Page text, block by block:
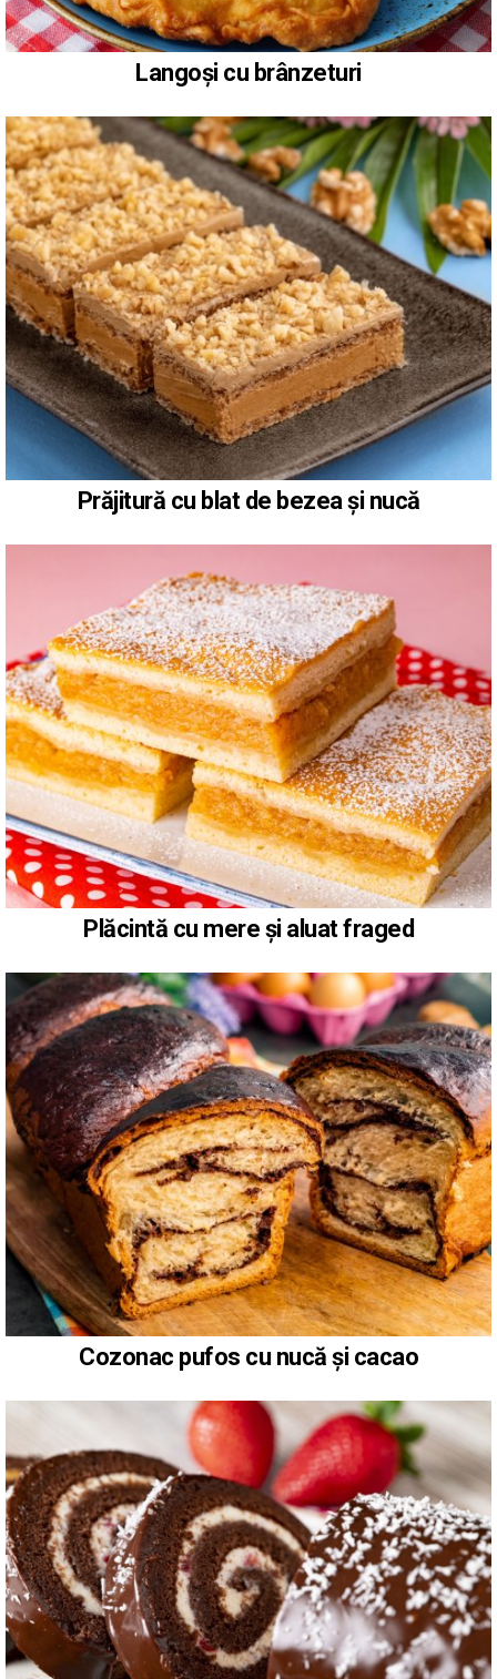
Langoși cu brânzeturi
Prăjitură cu blat de bezea și nucă
Plăcintă cu mere și aluat fraged
Cozonac pufos cu nucă și cacao